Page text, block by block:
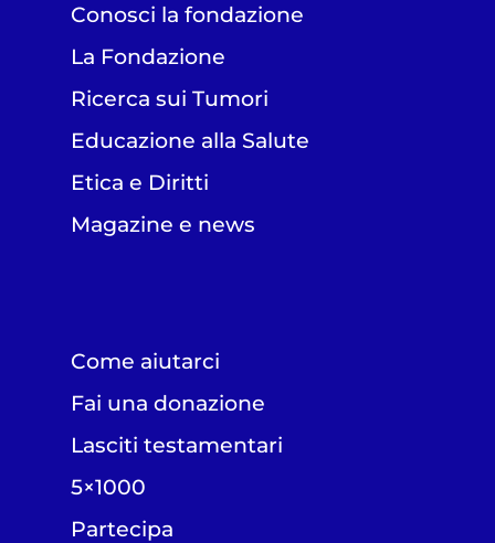
Conosci la fondazione
La Fondazione
Ricerca sui Tumori
Educazione alla Salute
Etica e Diritti
Magazine e news
Come aiutarci
Fai una donazione
Lasciti testamentari
5×1000
Partecipa